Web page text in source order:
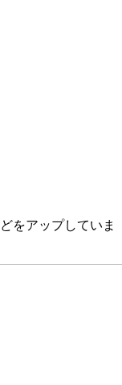
をアップしていま